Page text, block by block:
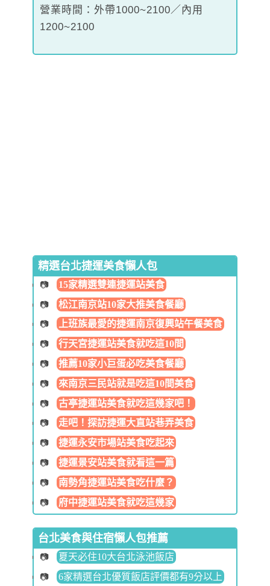
營業時間：外帶1000~2100／內用
1200~2100
精選台北捷運美食懶人包
15家精選雙連捷運站美食
松江南京站10家大推美食餐廳
上班族最愛的捷運南京復興站午餐美食
行天宮捷運站美食就吃這10間
推薦10家小巨蛋必吃美食餐廳
來南京三民站就是吃這10間美食
古亭捷運站美食就吃這幾家吧！
走吧！探訪捷運大直站巷弄美食
捷運永安市場站美食吃起來
捷運景安站美食就看這一篇
南勢角捷運站美食吃什麼？
府中捷運站美食就吃這幾家
台北美食與住宿懶人包推薦
夏天必住10大台北泳池飯店
6家精選台北優質飯店評價都有9分以上